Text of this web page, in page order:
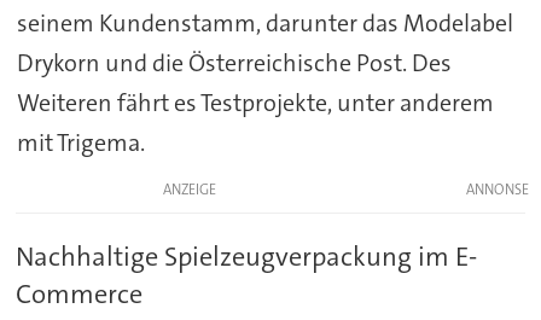
seinem Kundenstamm, darunter das Modelabel
Drykorn und die Österreichische Post. Des
Weiteren fährt es Testprojekte, unter anderem
mit Trigema.
ANZEIGE
Nachhaltige Spielzeugverpackung im E-
Commerce